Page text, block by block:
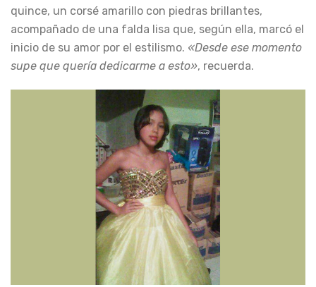
quince, un corsé amarillo con piedras brillantes,
acompañado de una falda lisa que, según ella, marcó el
inicio de su amor por el estilismo. «Desde ese momento
supe que quería dedicarme a esto», recuerda.